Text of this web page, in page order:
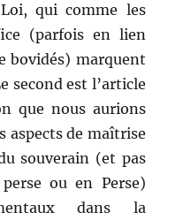
qui comme les
(parfois en lien
bovidés) marquent
second est l’article
que nous aurions
aspects de maîtrise
souverain (et pas
ou en Perse)
dans la